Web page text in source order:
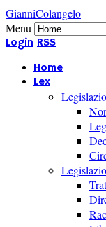
GianniColangelo
Menu
Login RSS
Home
Lex